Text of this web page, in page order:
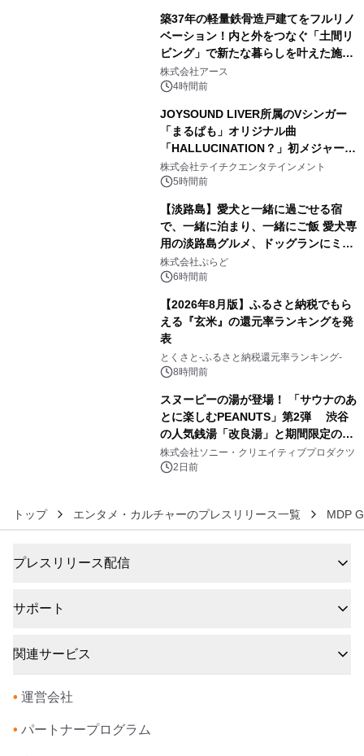
築37年の軽量鉄骨造戸建てをフルリノ
ベーション！内と外をつなぐ「土間リ
ビング」で新たな暮らしを叶えた施工
事例を株式会社アースが公開
株式会社アース
4時間前
JOYSOUND LIVER所属のVシンガー
「まるぱも」オリジナル曲
「HALLUCINATION？」初メジャー配
信リリース決定！
株式会社テイチクエンタテインメント
5時間前
【淡路島】愛犬と一緒に過ごせる宿
で、一緒に泊まり、一緒にご飯 愛犬専
用の淡路島グルメ、ドッグランにミニ
プール グランピングとトレーラーハウ
スの2施設で
株式会社ぷらど
6時間前
【2026年8月版】ふるさと納税でもら
える『玄米』の還元率ランキングを発
表
とくさと-ふるさと納税還元率ランキング-
8時間前
スヌーピーの湯が登場！ 「サウナのあ
とに楽しむPEANUTS」第2弾 渋谷
の人気銭湯「改良湯」と期間限定のコ
ラボレーション サウナイキタイコラ
ボグッズも発売決定！
株式会社ソニー・クリエイティブプロダクツ
2日前
トップ エンタメ・カルチャーのプレスリリース一覧 MDP
プレスリリース配信
サポート
関連サービス
• 運営会社
• パートナープログラム